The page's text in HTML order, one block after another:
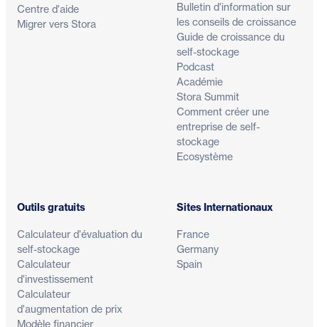
Centre d'aide
Migrer vers Stora
Bulletin d'information sur
les conseils de croissance
Guide de croissance du
self-stockage
Podcast
Académie
Stora Summit
Comment créer une
entreprise de self-
stockage
Ecosystème
Outils gratuits
Calculateur d'évaluation du
self-stockage
Calculateur
d'investissement
Calculateur
d'augmentation de prix
Modèle financier
Sites Internationaux
France
Germany
Spain